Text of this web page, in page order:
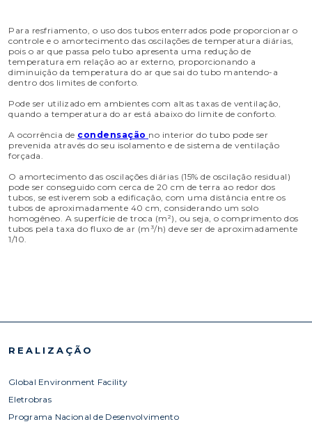
Para resfriamento, o uso dos tubos enterrados pode proporcionar o
controle e o amortecimento das oscilações de temperatura diárias,
pois o ar que passa pelo tubo apresenta uma redução de
temperatura em relação ao ar externo, proporcionando a
diminuição da temperatura do ar que sai do tubo mantendo-a
dentro dos limites de conforto.
Pode ser utilizado em ambientes com altas taxas de ventilação,
quando a temperatura do ar está abaixo do limite de conforto.
A ocorrência de condensação no interior do tubo pode ser
prevenida através do seu isolamento e de sistema de ventilação
forçada.
O amortecimento das oscilações diárias (15% de oscilação residual)
pode ser conseguido com cerca de 20 cm de terra ao redor dos
tubos, se estiverem sob a edificação, com uma distância entre os
tubos de aproximadamente 40 cm, considerando um solo
homogêneo. A superfície de troca (m²), ou seja, o comprimento dos
tubos pela taxa do fluxo de ar (m³/h) deve ser de aproximadamente
1/10.
REALIZAÇÃO
Global Environment Facility
Eletrobras
Programa Nacional de Desenvolvimento